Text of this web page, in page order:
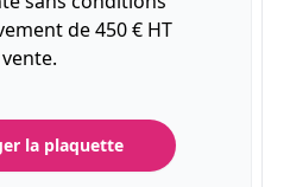
de 450 € HT
la plaquette